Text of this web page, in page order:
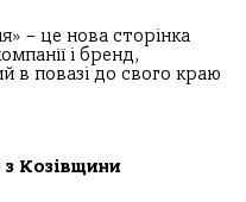
– це нова сторінка
і бренд,
в повазі до свого краю
Козівщини